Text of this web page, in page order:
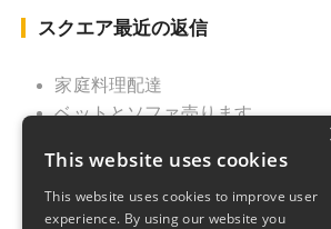
スクエア最近の返信
家庭料理配達
ベットとソファ売ります
【JalanJalan30周年記念KLオフ会
第1回目告知
久しぶりのご挨拶
This website uses cookies
This website uses cookies to improve user
experience. By using our website you